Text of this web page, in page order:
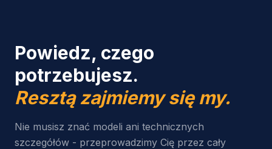
Powiedz, czego
potrzebujesz.
Resztą zajmiemy się my.
Nie musisz znać modeli ani technicznych
szczegółów - przeprowadzimy Cię przez cały